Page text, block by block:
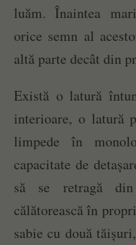
luăm. Înaintea
orice semn al
altă parte decât din
Există o latură
interioare, o latură
limpede în
capacitate de
să se retragă
călătorească în
sabie cu două